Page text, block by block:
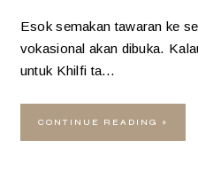
Esok semakan tawaran ke
vokasional akan dibuka.
untuk Khilfi ta…
CONTINUE READING »